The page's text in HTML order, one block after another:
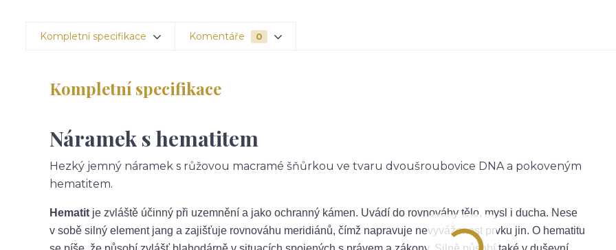
Kompletní specifikace Komentáře 0
Kompletní specifikace
Náramek s hematitem
Hezký jemný náramek s růžovou macramé šňůrkou ve tvaru dvoušroubovice DNA a pokoveným
hematitem.
Hematit je zvláště účinný při uzemnění a jako ochranný kámen. Uvádí do rovnováhy tělo, mysl i ducha. Nese
v sobě silný element jang a zajišťuje rovnováhu meridiánů, čímž napravuje nevyváženost prvku jin. O hematitu